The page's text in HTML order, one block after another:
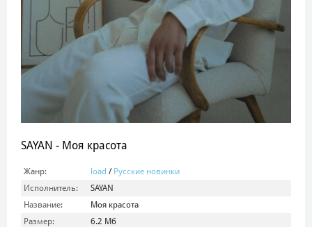
SAYAN - Моя красота
Жанр: load / Русские новинки
Исполнитель:
SAYAN
Название:
Моя красота
Размер:
6.2 Мб